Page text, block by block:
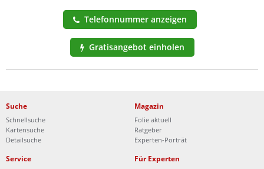
Telefonnummer anzeigen
Gratisangebot einholen
Suche
Schnellsuche
Kartensuche
Detailsuche
Magazin
Folie aktuell
Ratgeber
Experten-Porträt
Service Für Experten